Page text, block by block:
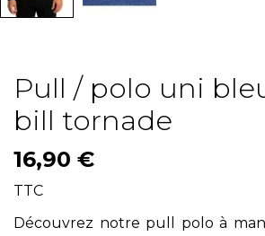
Pull / polo uni
bill tornade
16,90 €
TTC
Découvrez notre pull polo à